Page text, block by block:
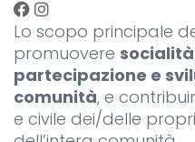
Lo scopo principale
promuovere
partecipazione e
comunità, e
e civile dei/delle